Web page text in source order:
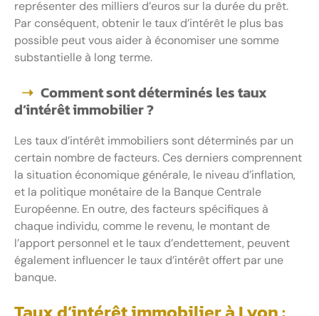
représenter des milliers d’euros sur la durée du prêt.
Par conséquent, obtenir le taux d’intérêt le plus bas
possible peut vous aider à économiser une somme
substantielle à long terme.
Comment sont déterminés les taux
d’intérêt immobilier ?
Les taux d’intérêt immobiliers sont déterminés par un
certain nombre de facteurs. Ces derniers comprennent
la situation économique générale, le niveau d’inflation,
et la politique monétaire de la Banque Centrale
Européenne. En outre, des facteurs spécifiques à
chaque individu, comme le revenu, le montant de
l’apport personnel et le taux d’endettement, peuvent
également influencer le taux d’intérêt offert par une
banque.